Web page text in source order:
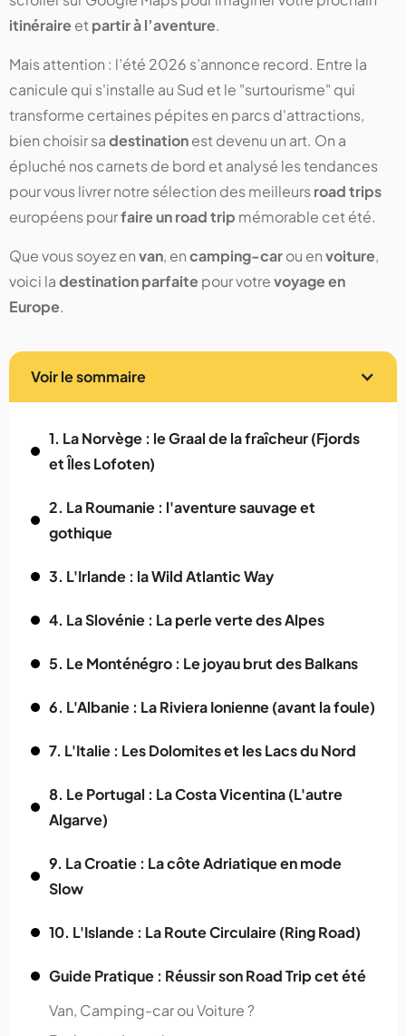
itinéraireet partir à l’aventure.
Mais attention : l’été 2026 s’annonce record. Entre la
canicule qui s'installe au Sud et le "surtourisme" qui
transforme certaines pépites en parcs d'attractions,
bien choisir sadestinationest devenu un art. On a
épluché nos carnets de bord et analysé les tendances
pour vous livrer notre sélection des meilleursroad trips
européens pourfaire un road trip mémorable cet été.
Que vous soyez envan, encamping-carou envoiture,
voici ladestination parfaitepour votrevoyage en
Europe.
Voir le sommaire
1. La Norvège : le Graal de la fraîcheur (Fjords
et Îles Lofoten)
2. La Roumanie : l'aventure sauvage et
gothique
3. L'Irlande : la Wild Atlantic Way
4. La Slovénie : La perle verte des Alpes
5. Le Monténégro : Le joyau brut des Balkans
6. L'Albanie : La Riviera Ionienne (avant la foule)
7. L'Italie : Les Dolomites et les Lacs du Nord
8. Le Portugal : La Costa Vicentina (L'autre
Algarve)
9. La Croatie : La côte Adriatique en mode
Slow
10. L'Islande : La Route Circulaire (Ring Road)
Guide Pratique : Réussir son Road Trip cet été
Van, Camping-car ou Voiture ?